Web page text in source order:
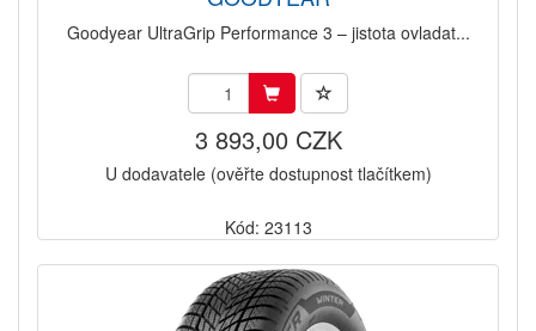
Goodyear UltraGrip Performance 3 – jistota ovladat...
3 893,00 CZK
U dodavatele (ověřte dostupnost tlačítkem)
Kód: 23113